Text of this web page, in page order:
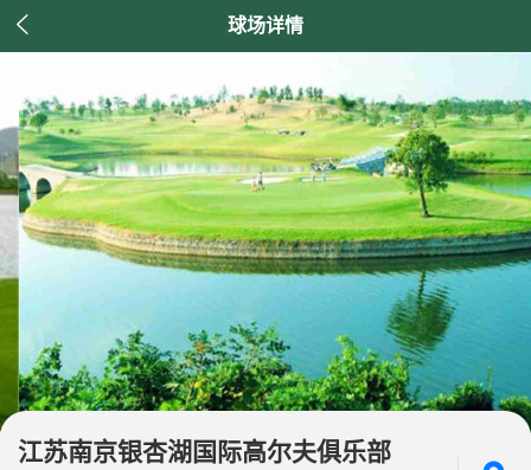
 球场详情
江苏南京银杏湖国际高尔夫俱乐部